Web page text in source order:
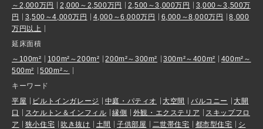
～2,000万円
2,000～2,500万円 2,500～3,000万円
3,000～3,500万
円
3,500～4,000万円 4,000～6,000万円 6,000～8,000万円
8,000
万円以上
延床面積
～100m²
100m²～200m² 200m²～300m² 300m²～400m²
400m²～
500m²
500m²～
キーワード
平屋
ビルトインガレージ 中庭・パティオ 大空間 バルコニー
大開
口
スケルトン＆インフィル 縁側 外観・エクステリア
スキップフロ
ア
狭小住宅 吹き抜け 土間 子供部屋 二世帯住宅 都市型住宅
シ